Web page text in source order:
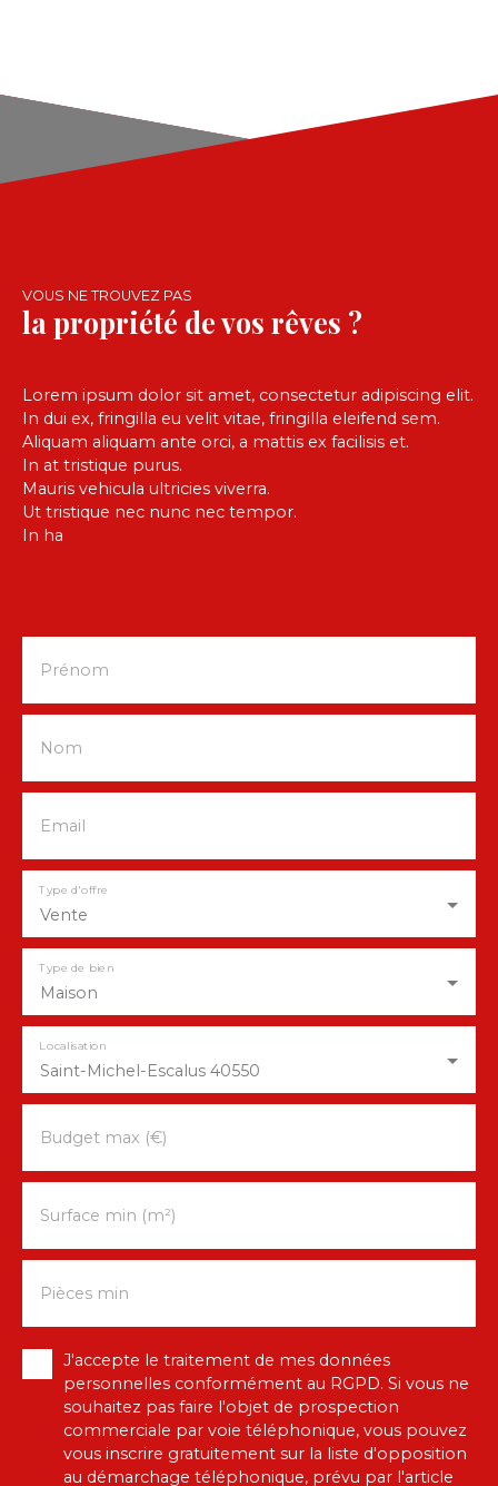
Poêle à bois. Annexes : garage à vélos de 16 m² et
carport pour 2 véhicules. Atouts : panneaux
photovoltaïques en autoconsommation, prise de
VOUS NE TROUVEZ PAS
la propriété de vos rêves ?
Lorem ipsum dolor sit amet, consectetur adipiscing elit.
In dui ex, fringilla eu velit vitae, fringilla eleifend sem.
Aliquam aliquam ante orci, a mattis ex facilisis et.
In at tristique purus.
Mauris vehicula ultricies viverra.
Ut tristique nec nunc nec tempor.
In ha
Prénom
Nom
Email
Vente
Type d'offre
Maison
Type de bien
Saint-Michel-Escalus 40550
Localisation
Budget max (€)
Surface min (m²)
Pièces min
J'accepte le traitement de mes données
personnelles conformément au RGPD. Si vous ne
souhaitez pas faire l'objet de prospection
commerciale par voie téléphonique, vous pouvez
vous inscrire gratuitement sur la liste d'opposition
au démarchage téléphonique, prévu par l'article